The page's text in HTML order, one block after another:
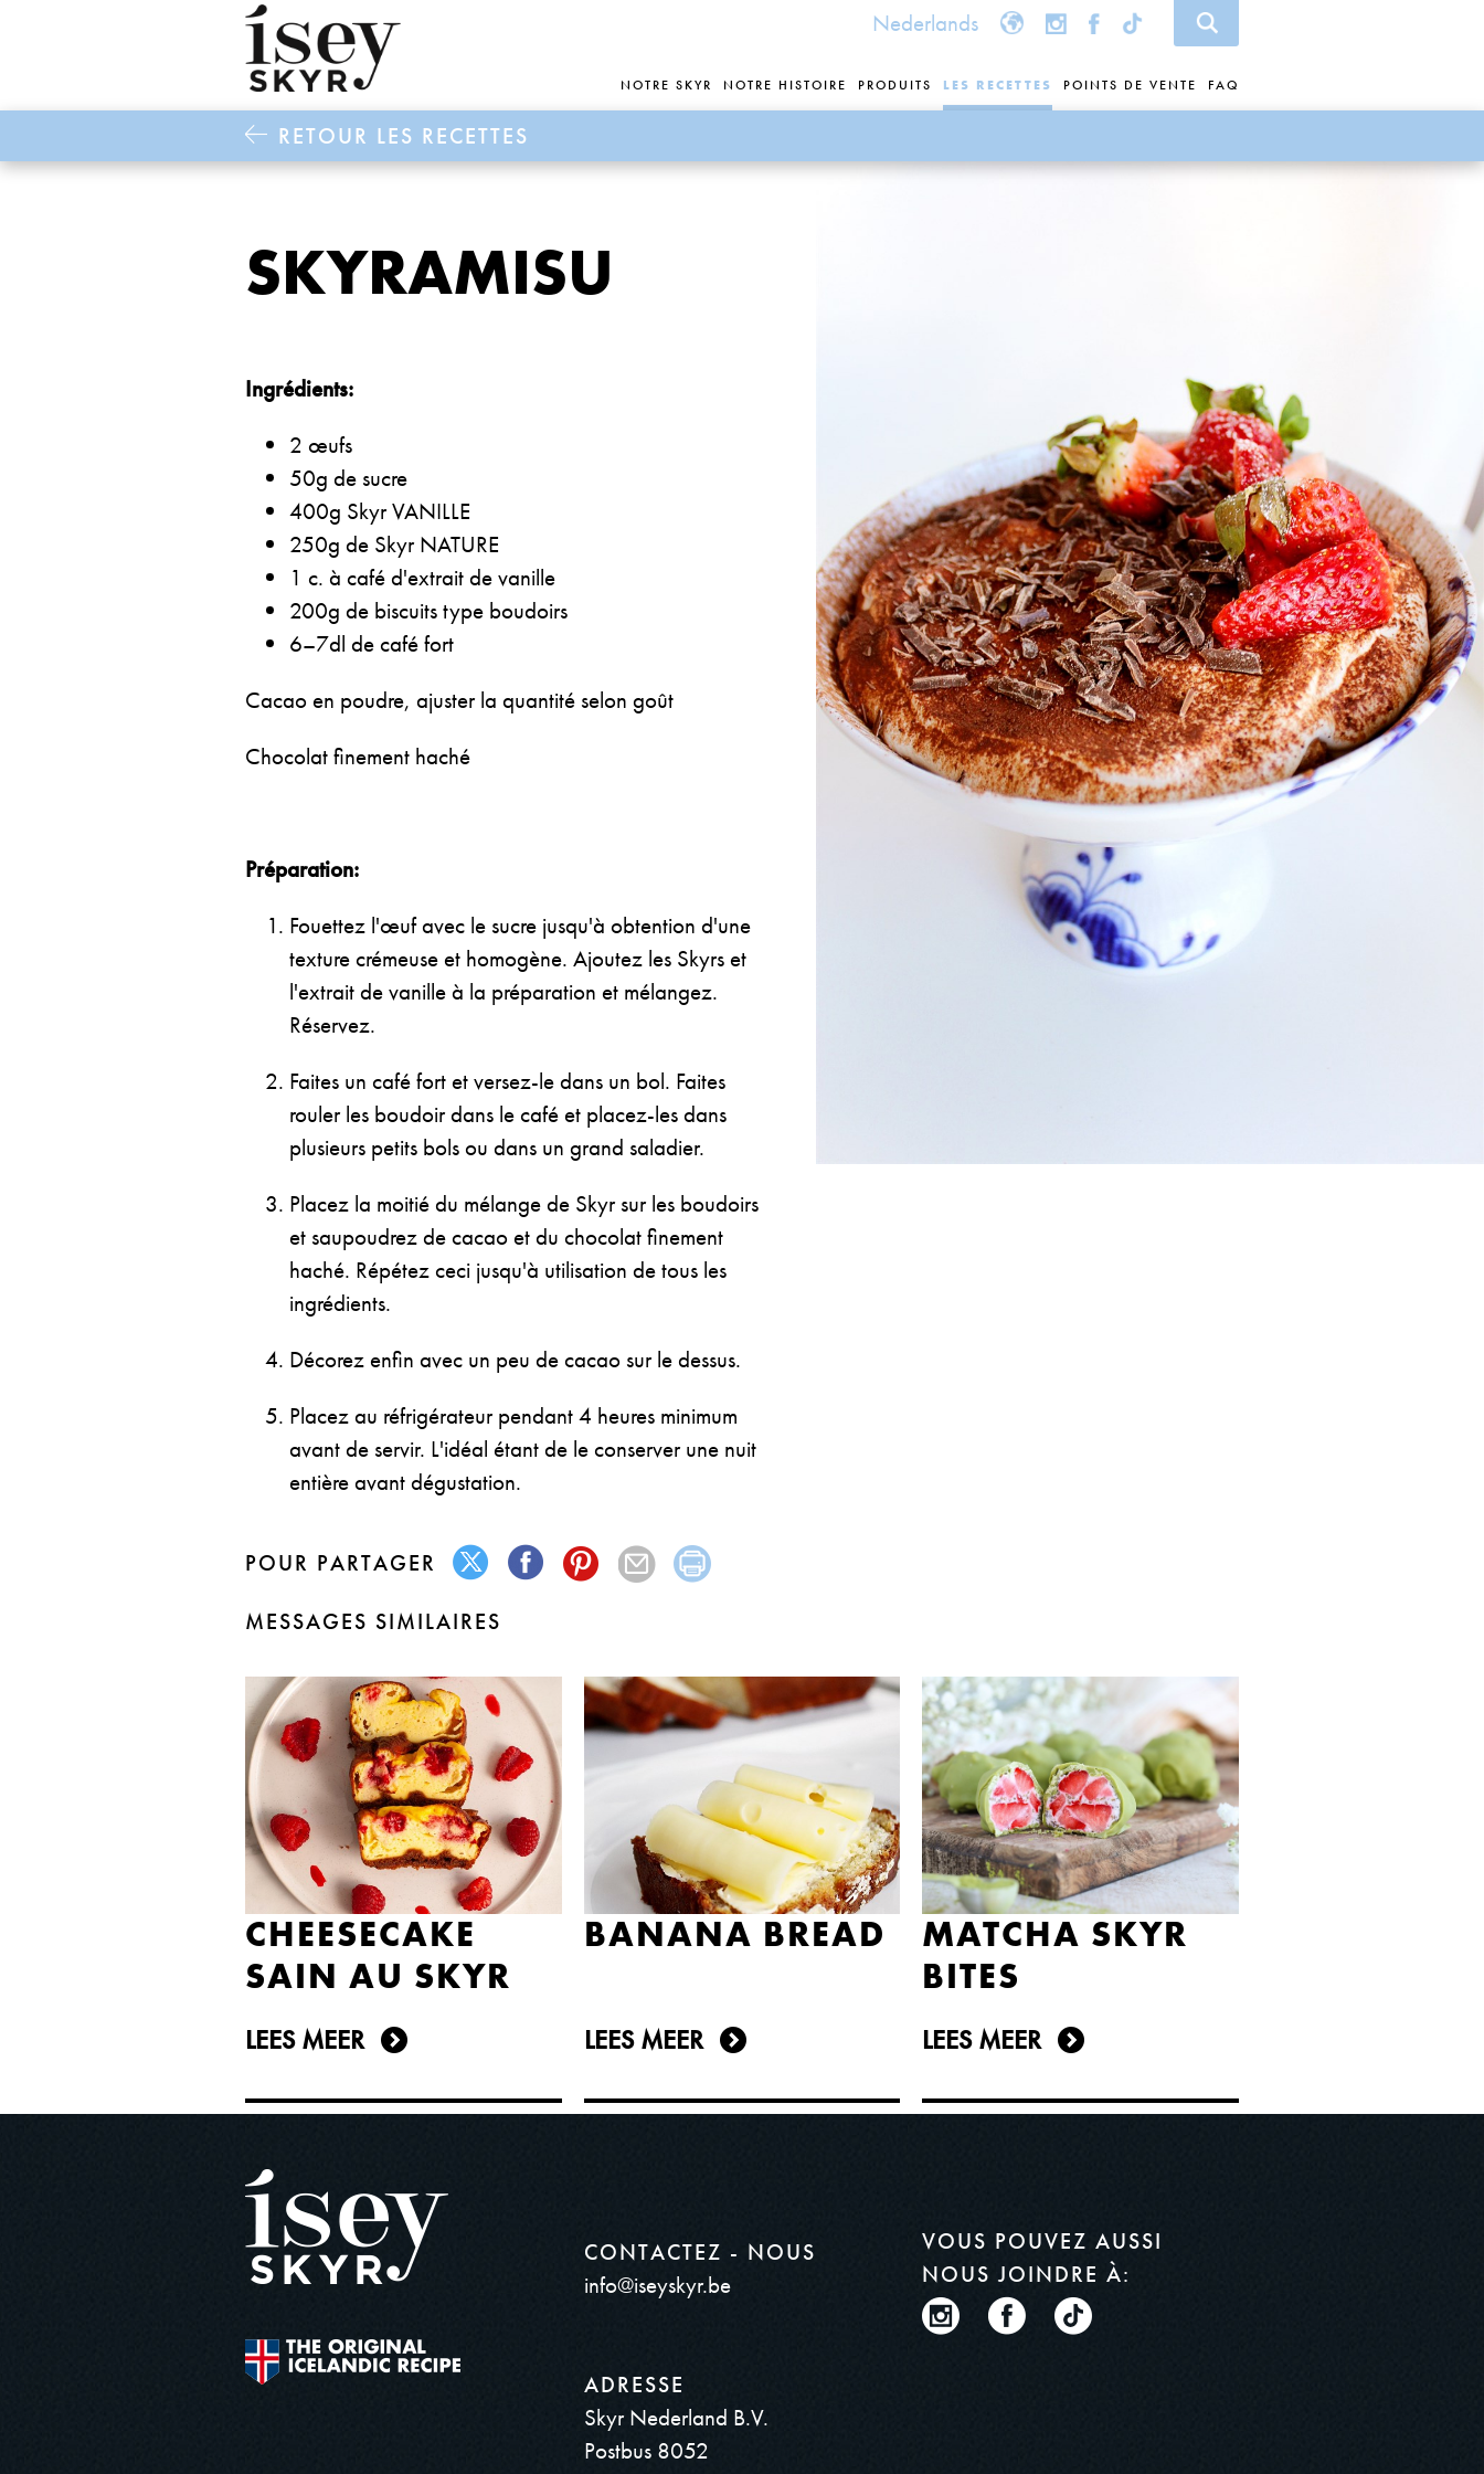
Nederlands
NOTRE SKYR NOTRE HISTOIRE PRODUITS LES RECETTES
RETOUR LES RECETTES
POINTS DE VENTE FAQ
SKYRAMISU
Ingrédients:
2 œufs
50g de sucre
400g Skyr VANILLE
250g de Skyr NATURE
1 c. à café d'extrait de vanille
200g de biscuits type boudoirs
6–7dl de café fort
Cacao en poudre, ajuster la quantité selon goût
Chocolat finement haché
Préparation:
Fouettez l'œuf avec le sucre jusqu'à obtention d'une
texture crémeuse et homogène. Ajoutez les Skyrs et
l'extrait de vanille à la préparation et mélangez.
Réservez.
Faites un café fort et versez-le dans un bol. Faites
rouler les boudoir dans le café et placez-les dans
plusieurs petits bols ou dans un grand saladier.
Placez la moitié du mélange de Skyr sur les boudoirs
et saupoudrez de cacao et du chocolat finement
haché. Répétez ceci jusqu'à utilisation de tous les
ingrédients.
Décorez enfin avec un peu de cacao sur le dessus.
Placez au réfrigérateur pendant 4 heures minimum
avant de servir. L'idéal étant de le conserver une nuit
entière avant dégustation.
POUR PARTAGER
MESSAGES SIMILAIRES
CHEESECAKE
SAIN AU SKYR
LEES MEER
BANANA BREAD
LEES MEER
MATCHA SKYR
BITES
LEES MEER
CONTACTEZ - NOUS
info@iseyskyr.be
ADRESSE
Skyr Nederland B.V.
Postbus 8052
VOUS POUVEZ AUSSI
NOUS JOINDRE À: